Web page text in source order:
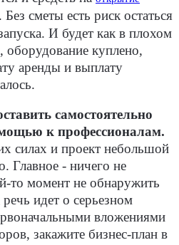
Без сметы есть риск остаться
И будет как в плохом
оборудование куплено,
аренды и выплату
самостоятельно
к профессионалам.
силах и проект небольшой
Главное - ничего не
то момент не обнаружить
идет о серьезном
вложениями
закажите бизнес-план в